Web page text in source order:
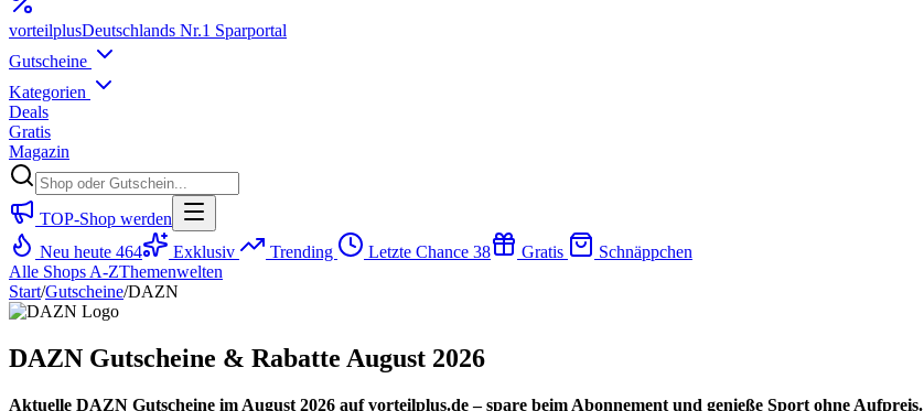
vorteilplusDeutschlands Nr.1 Sparportal
Gutscheine
Kategorien
Deals
Gratis
Magazin
TOP-Shop werden
Neu heute 464 Exklusiv Trending Letzte Chance 38 Gratis
Schnäppchen
Alle Shops A-ZThemenwelten
Start/Gutscheine/DAZN
DAZN Gutscheine & Rabatte August 2026
Aktuelle DAZN Gutscheine im August 2026 auf vorteilplus.de – spare beim Abonnement und genieße Sport ohne Aufpreis.